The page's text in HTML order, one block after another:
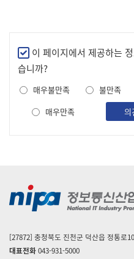
만
족
도
조
이 페이지에서 제공하는
습니까?
매우불만족 불만족
매우만족
의
[27872] 충청북도 진천군 덕산읍 정통로10
대표전화043-931-5000